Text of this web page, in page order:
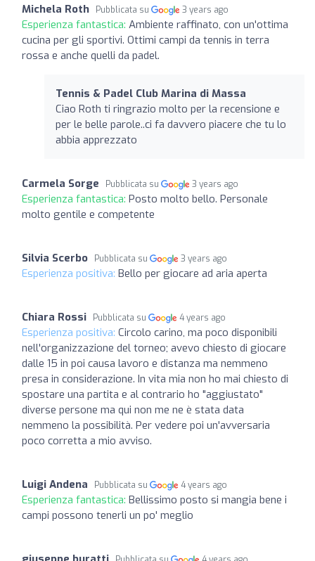
Michela Roth Pubblicata su 3 years ago
Esperienza fantastica: Ambiente raffinato, con un'ottima
cucina per gli sportivi. Ottimi campi da tennis in terra
rossa e anche quelli da padel.
Tennis & Padel Club Marina di Massa
Ciao Roth ti ringrazio molto per la recensione e
per le belle parole..ci fa davvero piacere che tu lo
abbia apprezzato
Carmela Sorge Pubblicata su 3 years ago
Esperienza fantastica: Posto molto bello. Personale
molto gentile e competente
Silvia Scerbo Pubblicata su 3 years ago
Esperienza positiva: Bello per giocare ad aria aperta
Chiara Rossi Pubblicata su 4 years ago
Esperienza positiva: Circolo carino, ma poco disponibili
nell'organizzazione del torneo; avevo chiesto di giocare
dalle 15 in poi causa lavoro e distanza ma nemmeno
presa in considerazione. In vita mia non ho mai chiesto di
spostare una partita e al contrario ho "aggiustato"
diverse persone ma qui non me ne è stata data
nemmeno la possibilità. Per vedere poi un'avversaria
poco corretta a mio avviso.
Luigi Andena Pubblicata su 4 years ago
Esperienza fantastica: Bellissimo posto si mangia bene i
campi possono tenerli un po' meglio